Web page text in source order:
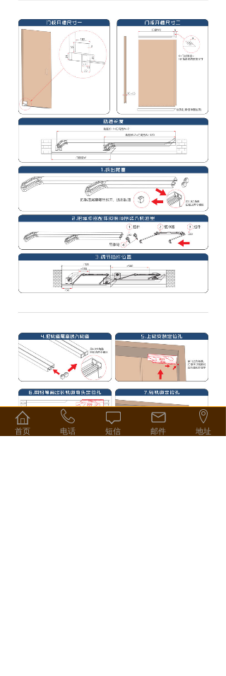
首页 电话 短信 邮件 地址